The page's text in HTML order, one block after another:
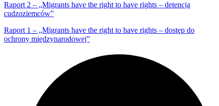
Raport 2 – „Migrants have the right to have rights – detencja
cudzoziemców”
Raport 1 – „Migrants have the right to have rights – dostęp do
ochrony międzynarodowej”